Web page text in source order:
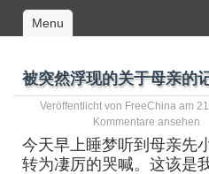
Menu
被突然浮现的关于母亲的
Veröffentlicht von FreeChina am
Kommentare ansehen
今天早上睡梦听到母亲先
转为凄厉的哭喊。这该是